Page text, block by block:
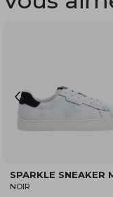
ARLO SLIP ON M
BLEU MARINE